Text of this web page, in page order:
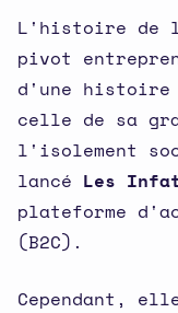
L'histoire de
pivot
d'une histoire
celle de sa
l'isolement
lancé Les
plateforme
(B2C).
Cependant,